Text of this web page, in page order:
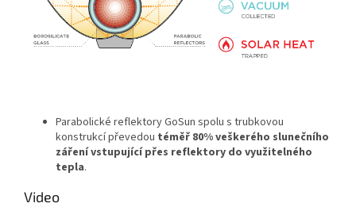
Parabolické reflektory GoSun spolu s trubkovou
konstrukcí převedou téměř 80% veškerého slunečního
záření vstupující přes reflektory do využitelného
tepla.
Video